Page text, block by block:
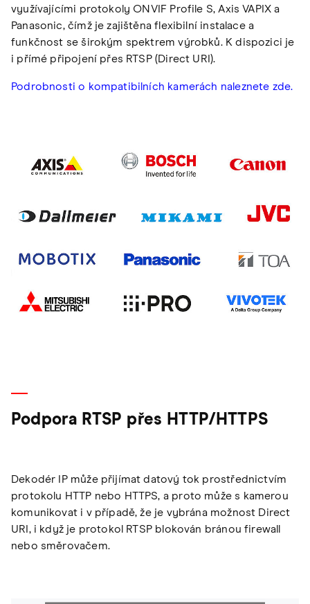
využívajícími protokoly ONVIF Profile S, Axis VAPIX a
Panasonic, čímž je zajištěna flexibilní instalace a
funkčnost se širokým spektrem výrobků. K dispozici je
i přímé připojení přes RTSP (Direct URI).
Podrobnosti o kompatibilních kamerách naleznete zde.
Podpora RTSP přes HTTP/HTTPS
Dekodér IP může přijímat datový tok prostřednictvím
protokolu HTTP nebo HTTPS, a proto může s kamerou
komunikovat i v případě, že je vybrána možnost Direct
URI, i když je protokol RTSP blokován bránou firewall
nebo směrovačem.